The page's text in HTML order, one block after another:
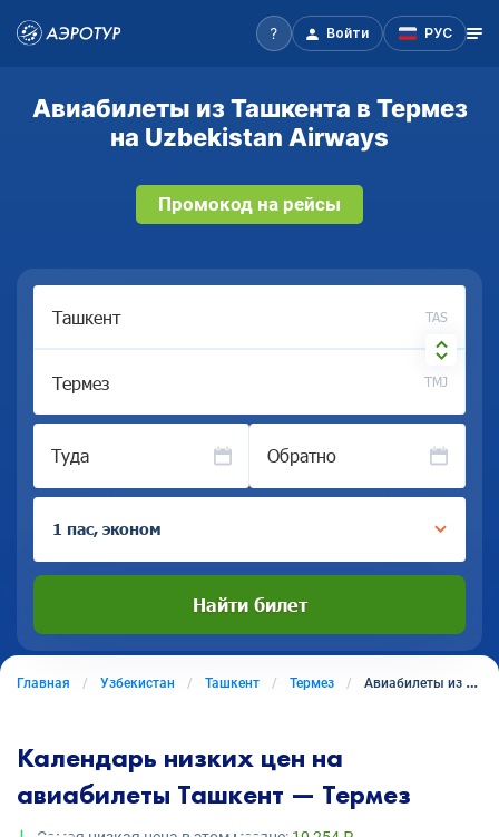
Войти РУС
Авиабилеты из Ташкента в Термез
на Uzbekistan Airways
Промокод на рейсы
TAS
TMJ
Туда Обратно
1 пас, эконом
Найти билет
Главная Узбекистан Ташкент Термез Авиабилеты из Ташкента в Термез
Календарь низких цен на
авиабилеты Ташкент — Термез